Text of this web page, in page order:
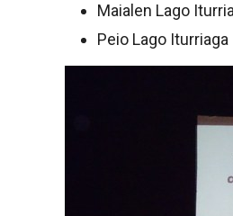
Maialen Lago
Peio Lago Iturriaga